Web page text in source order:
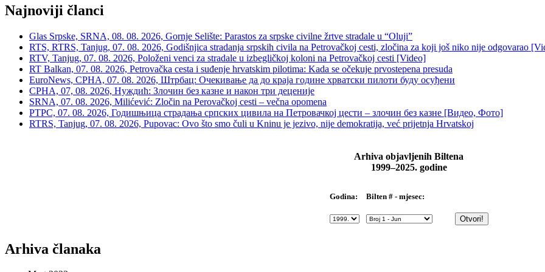
Najnoviji članci
Glas Srpske, SRNA, 08. 08. 2026, Gornje Selište: Parastos za srpske civilne žrtve stradale u “Oluji”
RTS, RTRS, Tanjug, 07. 08. 2026, Godišnjica stradanja srpskih civila na Petrovačkoj cesti, zločina za koji još niko nije odgovarao
RTV, Tanjug, 07. 08. 2026, Položeni venci za stradale u izbegličkoj koloni na Petrovačkoj cesti [Video]
RT Balkan, 07. 08. 2026, Petrovačka cesta i suđenje hrvatskim pilotima: Kada se očekuje prvostepena presuda
EuroNews, СРНА, 07. 08. 2026, Штрбац: Очекивање да до краја године хрватски пилоти буду осуђени
СРНА, 07, 08. 2026, Нуждић: Злочин без казне и након три деценије
SRNA, 07. 08. 2026, Milićević: Zločin na Perovačkoj cesti – večna opomena
РТРС, 07. 08. 2026, Годишњица страдања српских цивила на Петровачкој цести – злочин без казне [Видео, Фото]
RTRS, Tanjug, 07. 08. 2026, Pupovac: Ovo što smo čuli u Kninu je jezivo, nije demokratija, već prijetnja Hrvatskoj
Arhiva objavljenih Biltena
1999–2025. godine
Godina: Bilten # - mjesec:
Arhiva članaka